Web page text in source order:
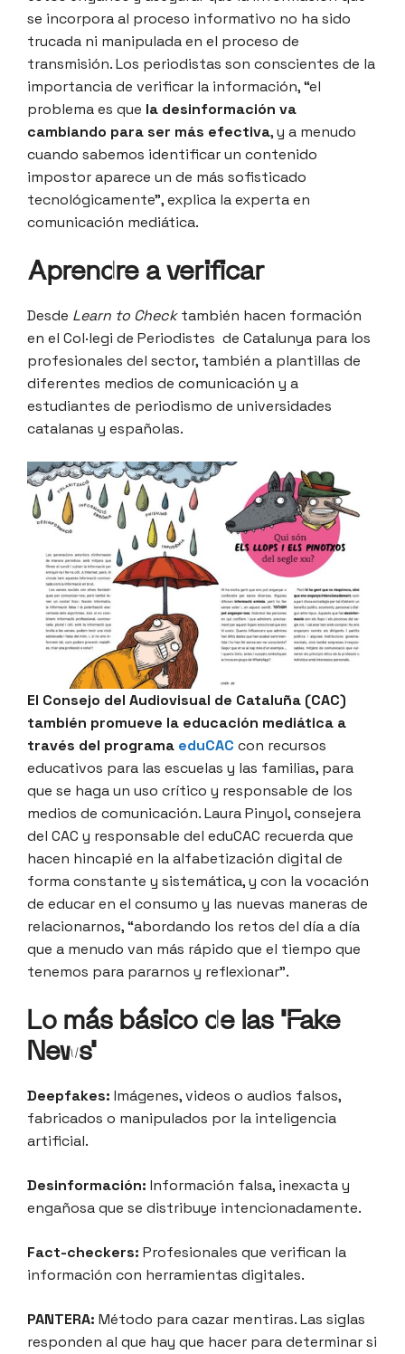
se incorpora al proceso informativo no ha sido
trucada ni manipulada en el proceso de
transmisión. Los periodistas son conscientes de la
importancia de verificar la información, “el
problema es que la desinformación va
cambiando para ser más efectiva, y a menudo
cuando sabemos identificar un contenido
impostor aparece un de más sofisticado
tecnológicamente”, explica la experta en
comunicación mediática.
Aprendre a verificar
Desde Learn to Checktambién hacen formación
en el Col·legi de Periodistes de Catalunya para los
profesionales del sector, también a plantillas de
diferentes medios de comunicación y a
estudiantes de periodismo de universidades
catalanas y españolas.
El Consejo del Audiovisual de Cataluña (CAC)
también promueve la educación mediática a
través del programa eduCAC con recursos
educativos para las escuelas y las familias, para
que se haga un uso crítico y responsable de los
medios de comunicación. Laura Pinyol, consejera
del CAC y responsable del eduCAC recuerda que
hacen hincapié en la alfabetización digital de
forma constante y sistemática, y con la vocación
de educar en el consumo y las nuevas maneras de
relacionarnos, “abordando los retos del día a día
que a menudo van más rápido que el tiempo que
tenemos para pararnos y reflexionar”.
Lo más básico de las ‘Fake
News’
Deepfakes: Imágenes, videos o audios falsos,
fabricados o manipulados por la inteligencia
artificial.
Desinformación: Información falsa, inexacta y
engañosa que se distribuye intencionadamente.
Fact-checkers: Profesionales que verifican la
información con herramientas digitales.
PANTERA: Método para cazar mentiras. Las siglas
responden al que hay que hacer para determinar si